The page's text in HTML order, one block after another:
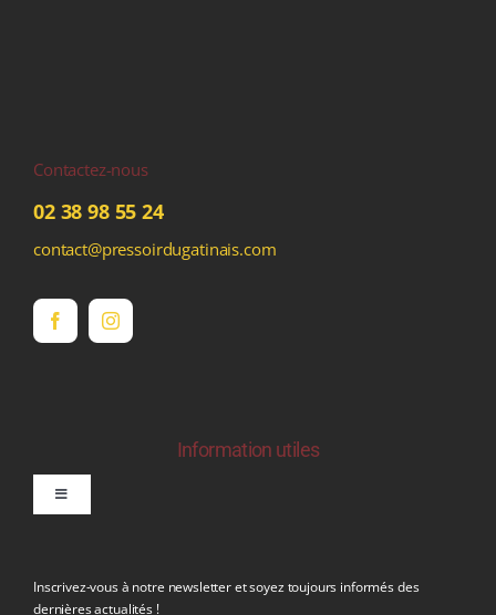
Contactez-nous
02 38 98 55 24
contact@pressoirdugatinais.com
Information utiles
Toggle
Inscrivez-vous à notre newsletter et soyez toujours informés des
dernières actualités !